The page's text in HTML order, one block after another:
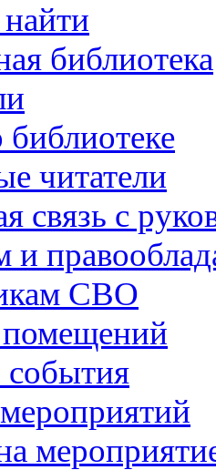
библиотека
читатели
связь с
и
СВО